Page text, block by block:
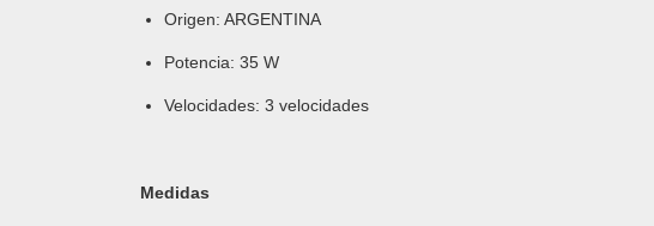
Origen: ARGENTINA
Potencia: 35 W
Velocidades: 3 velocidades
Medidas